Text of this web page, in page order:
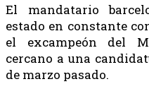
El mandatario
estado en constante
el excampeón del
cercano a una
de marzo pasado.